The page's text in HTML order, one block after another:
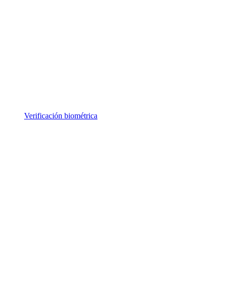
Verificación biométrica